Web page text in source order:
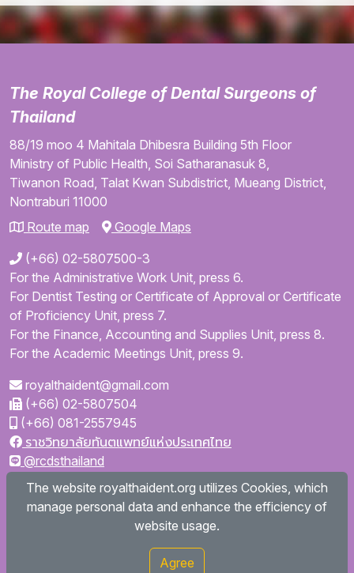
The Royal College of Dental Surgeons of
Thailand
88/19 moo 4 Mahitala Dhibesra Building 5th Floor
Ministry of Public Health, Soi Satharanasuk 8,
Tiwanon Road, Talat Kwan Subdistrict, Mueang District,
Nontraburi 11000
Route map
Google Maps
(+66) 02-5807500-3
For the Administrative Work Unit, press 6.
For Dentist Testing or Certificate of Approval or Certificate
of Proficiency Unit, press 7.
For the Finance, Accounting and Supplies Unit, press 8.
For the Academic Meetings Unit, press 9.
royalthaident@gmail.com
(+66) 02-5807504
(+66) 081-2557945
ราชวิทยาลัยทันตแพทย์แห่งประเทศไทย
@rcdsthailand
royalthaident
Royal College of Dental Surgeons of Thailand
royalthaident.org All rights reserved
The website royalthaident.org utilizes Cookies, which
manage personal data and enhance the efficiency of
website usage.
Agree